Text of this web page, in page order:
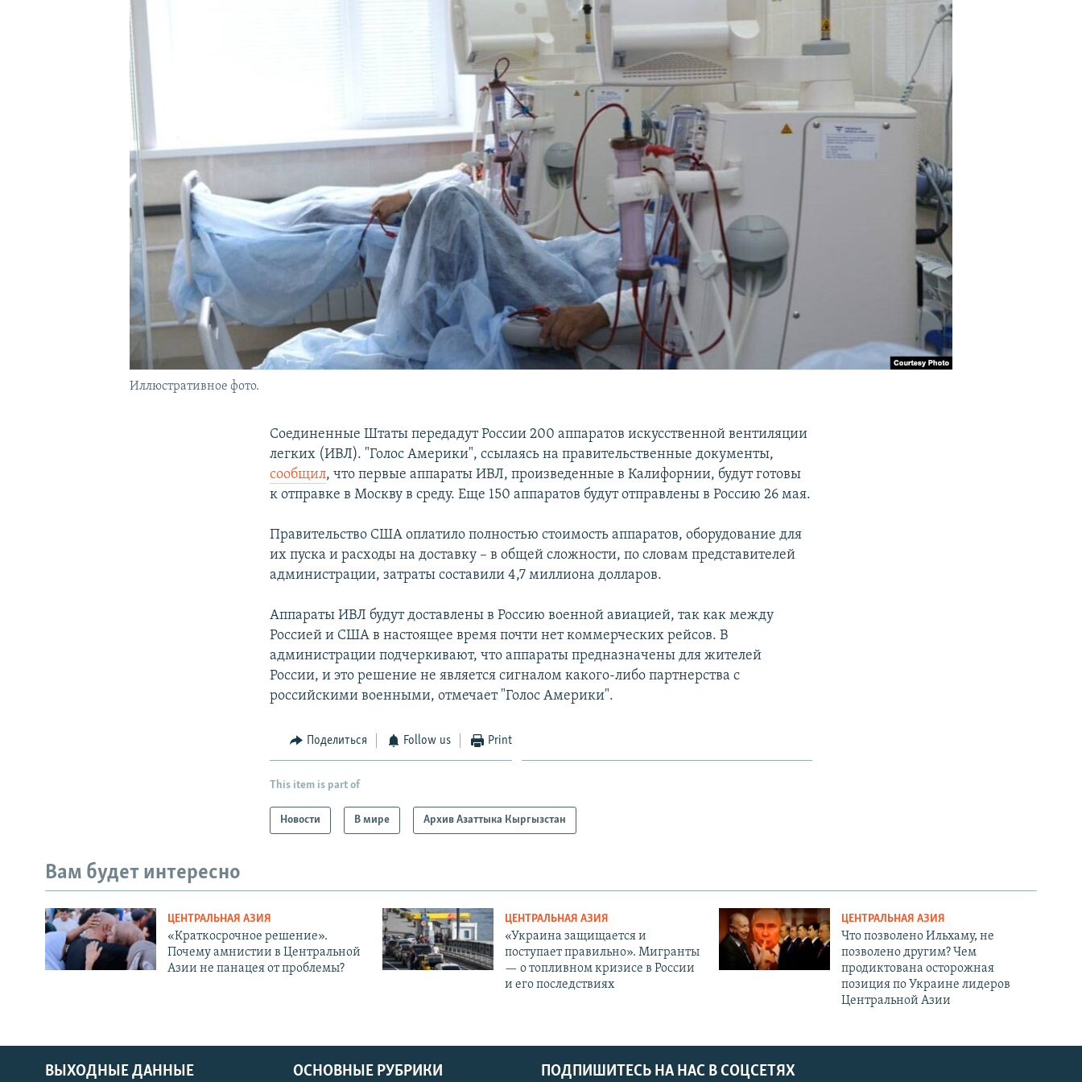
Иллюстративное фото.
Соединенные Штаты передадут России 200 аппаратов искусственной вентиляции
легких (ИВЛ). "Голос Америки", ссылаясь на правительственные документы,
сообщил, что первые аппараты ИВЛ, произведенные в Калифорнии, будут готовы
к отправке в Москву в среду. Еще 150 аппаратов будут отправлены в Россию 26 мая.
Правительство США оплатило полностью стоимость аппаратов, оборудование для
их пуска и расходы на доставку – в общей сложности, по словам представителей
администрации, затраты составили 4,7 миллиона долларов.
Аппараты ИВЛ будут доставлены в Россию военной авиацией, так как между
Россией и США в настоящее время почти нет коммерческих рейсов. В
администрации подчеркивают, что аппараты предназначены для жителей
России, и это решение не является сигналом какого-либо партнерства с
российскими военными, отмечает "Голос Америки".
Поделиться Follow us Print
This item is part of
Новости В мире Архив Азаттыка Кыргызстан
Вам будет интересно
ЦЕНТРАЛЬНАЯ АЗИЯ
«Краткосрочное решение».
Почему амнистии в Центральной
Азии не панацея от проблемы?
ЦЕНТРАЛЬНАЯ АЗИЯ
«Украина защищается и
поступает правильно». Мигранты
— о топливном кризисе в России
и его последствиях
ЦЕНТРАЛЬНАЯ АЗИЯ
Что позволено Ильхаму, не
позволено другим? Чем
продиктована осторожная
позиция по Украине лидеров
Центральной Азии
ПОДПИШИТЕСЬ НА НАС В СОЦСЕТЯХ
ВЫХОДНЫЕ ДАННЫЕ ОСНОВНЫЕ РУБРИКИ